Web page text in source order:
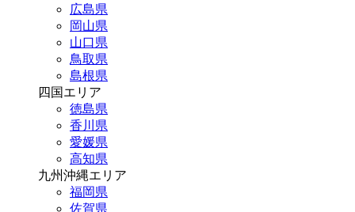
広島県
岡山県
山口県
鳥取県
島根県
四国エリア
徳島県
香川県
愛媛県
高知県
九州沖縄エリア
福岡県
佐賀県